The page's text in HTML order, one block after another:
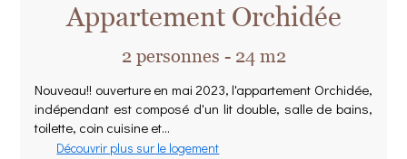
Appartement Orchidée
2 personnes - 24 m2
Nouveau!! ouverture en mai 2023, l'appartement Orchidée,
indépendant est composé d'un lit double, salle de bains,
toilette, coin cuisine et...
Découvrir plus sur le logement